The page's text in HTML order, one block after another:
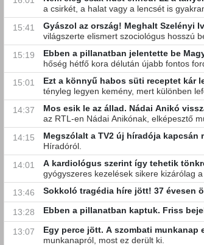
a csirkét, a halat vagy a lencsét is
15:41
Gyászol az ország! Meghalt Szelényi
világszerte elismert szociológus hosszú
15:19
Ebben a pillanatban jelentette be
hőség hétfő kora délután újabb fontos
15:01
Ezt a könnyű habos süti receptet kár
tényleg legyen kemény, mert különben
14:37
Mos
az RTL-en Nádai Anikónak, elképesztő
14:15
Megszólalt a TV2 új híradója kapcsán
Híradóról.
14:01
A kardiológus szerint így tehetik
gyógyszeres kezelések sikere kizárólag
13:46
Sokkoló tragédia híre jött! 37 évesen
13:28 Ebben a pillanatban kaptuk. Friss
13:07 Egy perce jött. A szombati munkanap
munkanapról, most ez derült ki.